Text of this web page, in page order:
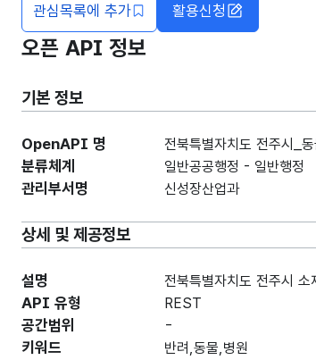
관심목록에 추가 활용신청
오픈 API 정보
기본 정보
OpenAPI 명 전북특별자치도 전주시_
분류체계 일반공공행정 - 일반행정
관리부서명 신성장산업과
상세 및 제공정보
설명 전북특별자치도 전주시
API 유형 REST
공간범위 -
키워드 반려,동물,병원